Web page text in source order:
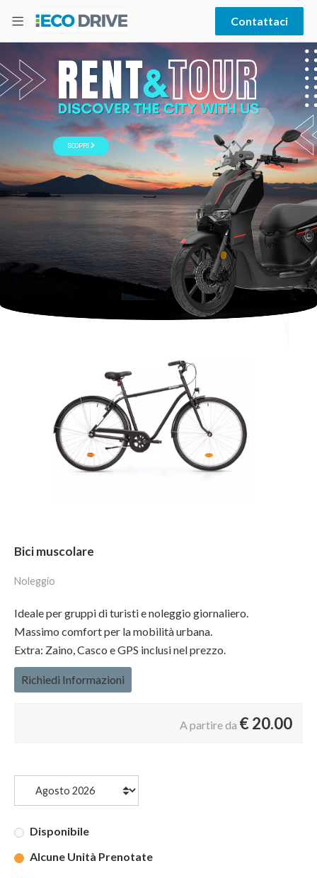
Contattaci
SCOPRI
Bici muscolare
Noleggio
Ideale per gruppi di turisti e noleggio giornaliero.
Massimo comfort per la mobilità urbana.
Extra: Zaino, Casco e GPS inclusi nel prezzo.
Richiedi Informazioni
A partire da €20.00
Disponibile
Alcune Unità Prenotate